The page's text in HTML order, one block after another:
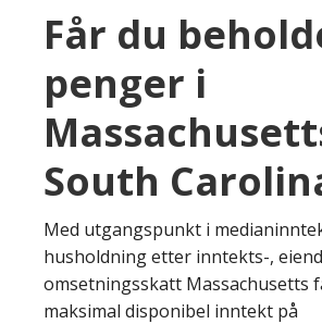
Får du
penger i
South
Med utgangspunkt i
husholdning etter inntekts-,
omsetningsskatt Massachusetts
maksimal disponibel inntekt på